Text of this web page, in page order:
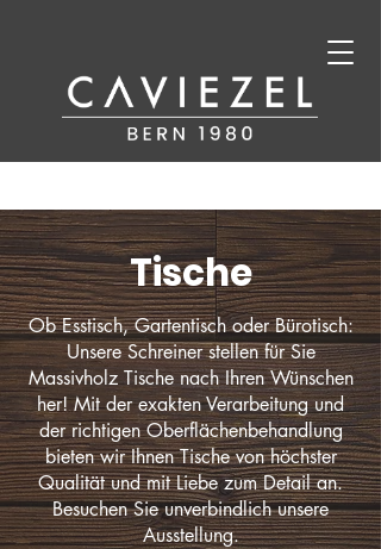
Tische
Ob Esstisch, Gartentisch oder Bürotisch:
Unsere Schreiner stellen für Sie
Massivholz Tische nach Ihren Wünschen
her! Mit der exakten Verarbeitung und
der richtigen Oberflächenbehandlung
bieten wir Ihnen Tische von höchster
Qualität und mit Liebe zum Detail an.
Besuchen Sie unverbindlich unsere
Ausstellung.